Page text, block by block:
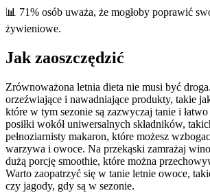
📊 71% osób uważa, że mogłoby poprawić
żywieniowe.
Jak zaoszczędzić
Zrównoważona letnia dieta nie musi być
orzeźwiające i nawadniające produkty, takie
które w tym sezonie są zazwyczaj tanie i
posiłki wokół uniwersalnych składników,
pełnoziarnisty makaron, które możesz
warzywa i owoce. Na przekąski zamrażaj
dużą porcję smoothie, które można
Warto zaopatrzyć się w tanie letnie owoce,
czy jagody, gdy są w sezonie.